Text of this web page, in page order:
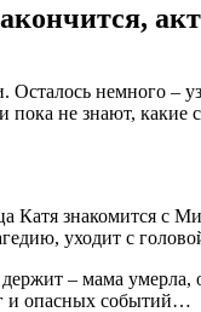
немного –
пока не знают,
Катя знакомится с
уходит с
– мама
и опасных событий…